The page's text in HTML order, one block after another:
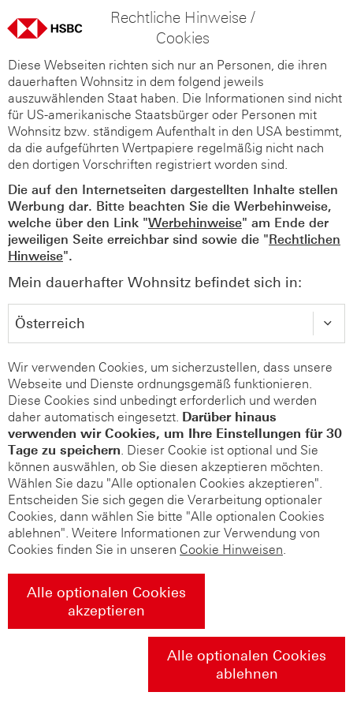
Rechtliche Hinweise /
Cookies
Diese Webseiten richten sich nur an Personen, die ihren
dauerhaften Wohnsitz in dem folgend jeweils
auszuwählenden Staat haben. Die Informationen sind nicht
für US-amerikanische Staatsbürger oder Personen mit
Wohnsitz bzw. ständigem Aufenthalt in den USA bestimmt,
da die aufgeführten Wertpapiere regelmäßig nicht nach
den dortigen Vorschriften registriert worden sind.
Die auf den Internetseiten dargestellten Inhalte stellen
Werbung dar. Bitte beachten Sie die Werbehinweise,
welche über den Link "Werbehinweise" am Ende der
jeweiligen Seite erreichbar sind sowie die "Rechtlichen
Hinweise".
Mein dauerhafter Wohnsitz befindet sich in:
Wir verwenden Cookies, um sicherzustellen, dass unsere
Webseite und Dienste ordnungsgemäß funktionieren.
Diese Cookies sind unbedingt erforderlich und werden
daher automatisch eingesetzt. Darüber hinaus
verwenden wir Cookies, um Ihre Einstellungen für 30
Tage zu speichern. Dieser Cookie ist optional und Sie
können auswählen, ob Sie diesen akzeptieren möchten.
Wählen Sie dazu "Alle optionalen Cookies akzeptieren".
Entscheiden Sie sich gegen die Verarbeitung optionaler
Cookies, dann wählen Sie bitte "Alle optionalen Cookies
ablehnen". Weitere Informationen zur Verwendung von
Cookies finden Sie in unseren Cookie Hinweisen.
Alle optionalen Cookies
akzeptieren
Alle optionalen Cookies
ablehnen